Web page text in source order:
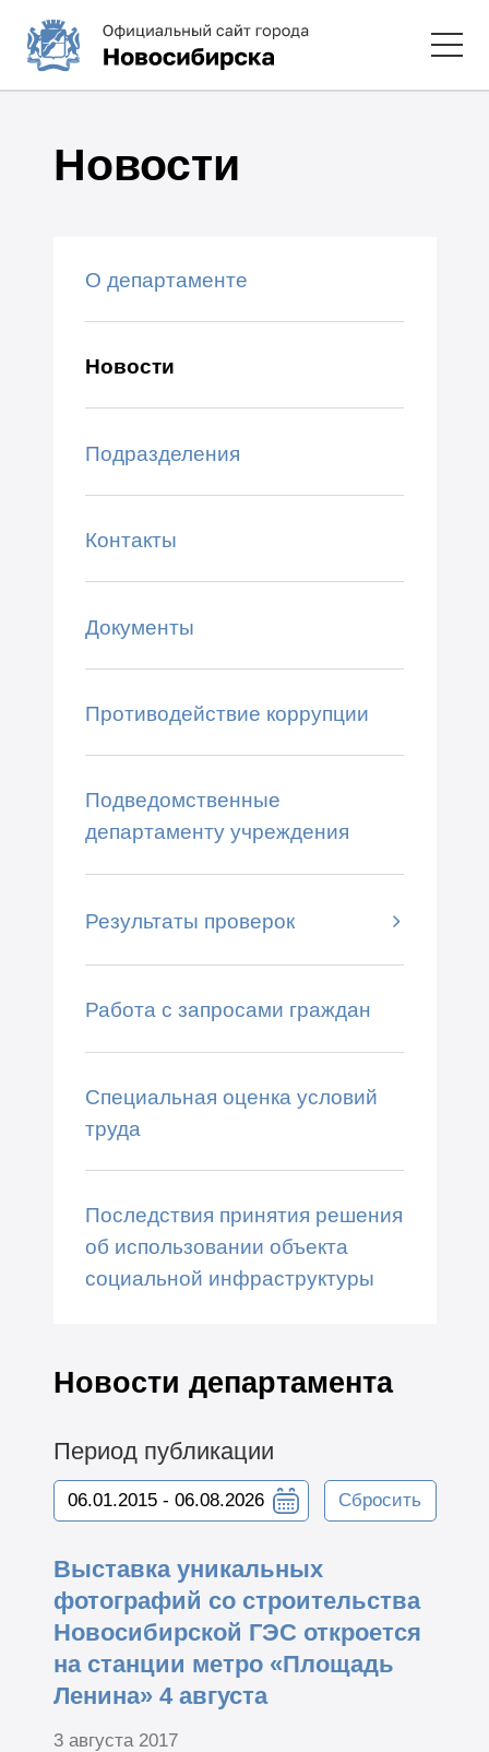
Новости
О департаменте
Новости
Подразделения
Контакты
Документы
Противодействие коррупции
Подведомственные
департаменту учреждения
Результаты проверок
Работа с запросами граждан
Специальная оценка условий
труда
Последствия принятия решения
об использовании объекта
социальной инфраструктуры
Новости департамента
Период публикации
Сбросить
Выставка уникальных
фотографий со строительства
Новосибирской ГЭС откроется
на станции метро «Площадь
Ленина» 4 августа
3 августа 2017